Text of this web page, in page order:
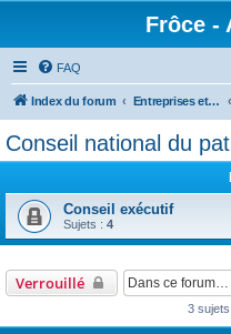
Frôce -
FAQ
Index du forum Entreprises et Associations
Conseil national du
Conseil exécutif
Sujets : 4
Verrouillé
3 sujets